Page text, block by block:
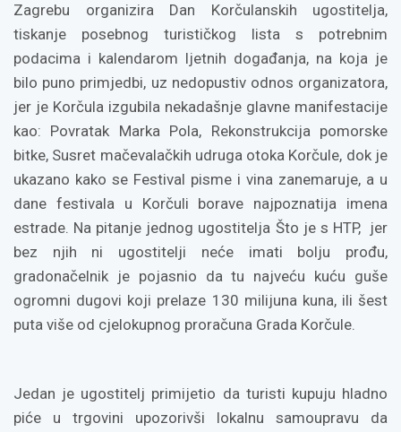
Zagrebu organizira Dan Korčulanskih ugostitelja,
tiskanje posebnog turističkog lista s potrebnim
podacima i kalendarom ljetnih događanja, na koja je
bilo puno primjedbi, uz nedopustiv odnos organizatora,
jer je Korčula izgubila nekadašnje glavne manifestacije
kao: Povratak Marka Pola, Rekonstrukcija pomorske
bitke, Susret mačevalačkih udruga otoka Korčule, dok je
ukazano kako se Festival pisme i vina zanemaruje, a u
dane festivala u Korčuli borave najpoznatija imena
estrade. Na pitanje jednog ugostitelja Što je s HTP, jer
bez njih ni ugostitelji neće imati bolju prođu,
gradonačelnik je pojasnio da tu najveću kuću guše
ogromni dugovi koji prelaze 130 milijuna kuna, ili šest
puta više od cjelokupnog proračuna Grada Korčule.
Jedan je ugostitelj primijetio da turisti kupuju hladno
piće u trgovini upozorivši lokalnu samoupravu da